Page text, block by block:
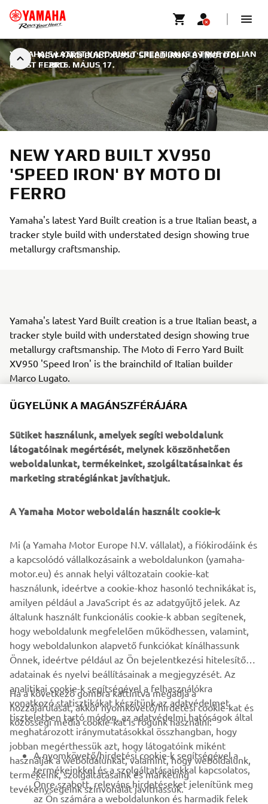
NEW YARD BUILT XV950 'SPEED IRON' BY MOTO DI
FERRO
YAMAHA'S LATEST YARD BUILT CREATION IS A TRUE ITALIAN
BEAST | 2016. MÁJUS 17.
NEW YARD BUILT XV950
'SPEED IRON' BY MOTO DI
FERRO
Yamaha's latest Yard Built creation is a true Italian beast, a
tracker style build with understated design showing true
metallurgy craftsmanship.
Yamaha's latest Yard Built creation is a true Italian beast, a
tracker style build with understated design showing true
metallurgy craftsmanship. The Moto di Ferro Yard Built
XV950 'Speed Iron' is the brainchild of Italian builder
Marco Lugato.
Marco is one of those builders that has genuine oil in the
as a professional road racer, his credentials are without
question. After a career in racing followed by some years
honing his craftsmanship in various workshops Moto di
Ferro (Iron Motorcycle) was finally born in 2009 as a
encounter in Wheels & Waves between Marco and
Yamaha Motor Europe's Product Manager Shun Miyazawa
and Marketing Coordinator Cristian Barelli. They chewed
the fat, exchanging ideas and rode each other's
motorcycles before agreeing a collaboration was a must.
An XV950 was chosen and delivered and the project was
born.
VÁLLALATI
B2B
TÖBB YAMAHA
ÜGYELÜNK A MAGÁNSZFÉRÁJÁRA
Sütiket használunk, amelyek segíti weboldalunk
látogatóinak megértését, melynek köszönhetően
weboldalunkat, termékeinket, szolgáltatásainkat és
marketing stratégiánkat javíthatjuk.
A Yamaha Motor weboldalán használt cookie-k
Mi (a Yamaha Motor Europe N.V. vállalat), a fiókirodáink és
a kapcsolódó vállalkozásaink a weboldalunkon (yamaha-
motor.eu) és annak helyi változatain cookie-kat
használunk, ideértve a cookie-khoz hasonló technikákat is,
amilyen például a JavaScript és az adatgyűjtő jelek. Az
általunk használt funkcionális cookie-k abban segítenek,
hogy weboldalunk megfelelően működhessen, valamint,
hogy weboldalunkon alapvető funkciókat kínálhassunk
Önnek, ideértve például az Ön bejelentkezési hitelesítő
adatainak és nyelvi beállításainak a megjegyzését. Az
analitikai cookie-k segítségével a felhasználókra
vonatkozó statisztikákat készítünk az adatvédelmet
tiszteletben tartó módon, az adatvédelmi hatóságok által
meghatározott iránymutatásokkal összhangban, hogy
jobban megérthessük azt, hogy látogatóink miként
használják a weboldalunkat, valamint, hogy weboldalunk,
termékeink, szolgáltatásaink és marketing
tevékenységeink színvonalát javíthassuk.
Ha a következő gombra kattintva megadja a
hozzájárulását, akkor nyomkövető/hirdetési cookie-kat és
közösségi média cookie-kat is fogunk használni:
A nyomkövető/hirdetési cookie-k segítségével a
termékeinkkel és a szolgáltatásainkkal kapcsolatos,
Önre szabott, releváns hirdetéseket jelenítünk meg
az Ön számára a weboldalunkon és harmadik felek